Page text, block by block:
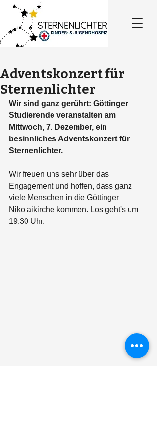
Adventskonzert für
Sternenlichter
Wir sind ganz gerührt: Göttinger
Studierende veranstalten am
Mittwoch, 7. Dezember, ein
besinnliches Adventskonzert für
Sternenlichter.
Wir freuen uns sehr über das
Engagement und hoffen, dass ganz
viele Menschen in die Göttinger
Nikolaikirche kommen. Los geht's um
19:30 Uhr.